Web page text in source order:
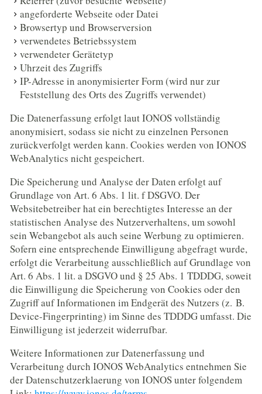
angeforderte Webseite oder Datei
Browsertyp und Browserversion
verwendetes Betriebssystem
verwendeter Gerätetyp
Uhrzeit des Zugriffs
IP-Adresse in anonymisierter Form (wird nur zur
Feststellung des Orts des Zugriffs verwendet)
Die Datenerfassung erfolgt laut IONOS vollständig
anonymisiert, sodass sie nicht zu einzelnen Personen
zurückverfolgt werden kann. Cookies werden von IONOS
WebAnalytics nicht gespeichert.
Die Speicherung und Analyse der Daten erfolgt auf
Grundlage von Art. 6 Abs. 1 lit. f DSGVO. Der
Websitebetreiber hat ein berechtigtes Interesse an der
statistischen Analyse des Nutzerverhaltens, um sowohl
sein Webangebot als auch seine Werbung zu optimieren.
Sofern eine entsprechende Einwilligung abgefragt wurde,
erfolgt die Verarbeitung ausschließlich auf Grundlage von
Art. 6 Abs. 1 lit. a DSGVO und § 25 Abs. 1 TDDDG, soweit
die Einwilligung die Speicherung von Cookies oder den
Zugriff auf Informationen im Endgerät des Nutzers (z. B.
Device-Fingerprinting) im Sinne des TDDDG umfasst. Die
Einwilligung ist jederzeit widerrufbar.
Weitere Informationen zur Datenerfassung und
Verarbeitung durch IONOS WebAnalytics entnehmen Sie
der Datenschutzerklaerung von IONOS unter folgendem